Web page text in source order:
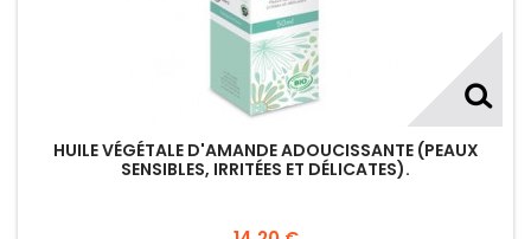
HUILE VÉGÉTALE D'AMANDE ADOUCISSANTE (PEAUX
SENSIBLES, IRRITÉES ET DÉLICATES).